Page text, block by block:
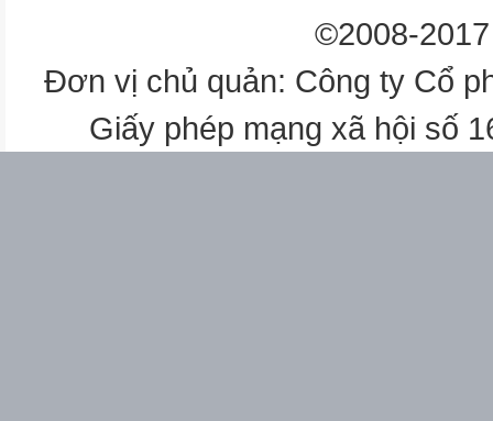
4과
©2008-
Đơn vị chủ quản: Công ty Cổ
Giấy phép mạng xã hội số